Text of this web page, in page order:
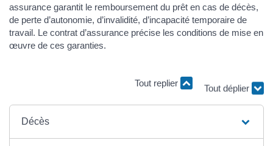
assurance garantit le remboursement du prêt en cas de décès,
de perte d’autonomie, d’invalidité, d’incapacité temporaire de
travail. Le contrat d’assurance précise les conditions de mise en
œuvre de ces garanties.
Tout replier
Tout déplier
Décès